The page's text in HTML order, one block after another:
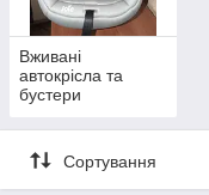
Вживані
автокрісла та
бустери
Сортування